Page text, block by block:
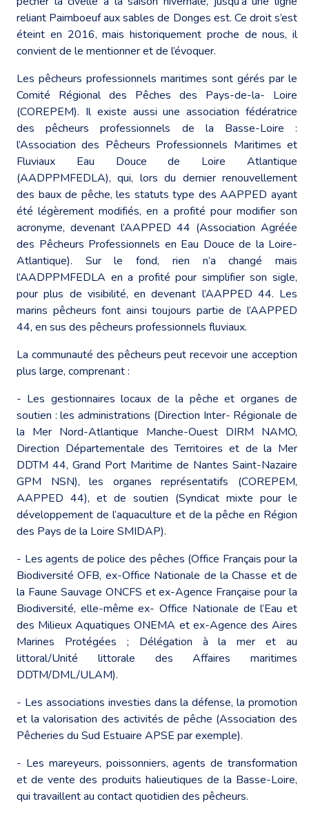
reliant Paimboeuf aux sables de Donges est. Ce droit s’est
éteint en 2016, mais historiquement proche de nous, il
convient de le mentionner et de l’évoquer.
Les pêcheurs professionnels maritimes sont gérés par le
Comité Régional des Pêches des Pays-de-la- Loire
(COREPEM). Il existe aussi une association fédératrice
des pêcheurs professionnels de la Basse-Loire :
l’Association des Pêcheurs Professionnels Maritimes et
Fluviaux Eau Douce de Loire Atlantique
(AADPPMFEDLA), qui, lors du dernier renouvellement
des baux de pêche, les statuts type des AAPPED ayant
été légèrement modifiés, en a profité pour modifier son
acronyme, devenant l’AAPPED 44 (Association Agréée
des Pêcheurs Professionnels en Eau Douce de la Loire-
Atlantique). Sur le fond, rien n’a changé mais
l’AADPPMFEDLA en a profité pour simplifier son sigle,
pour plus de visibilité, en devenant l’AAPPED 44. Les
marins pêcheurs font ainsi toujours partie de l’AAPPED
44, en sus des pêcheurs professionnels fluviaux.
La communauté des pêcheurs peut recevoir une acception
plus large, comprenant :
- Les gestionnaires locaux de la pêche et organes de
soutien : les administrations (Direction Inter- Régionale de
la Mer Nord-Atlantique Manche-Ouest DIRM NAMO,
Direction Départementale des Territoires et de la Mer
DDTM 44, Grand Port Maritime de Nantes Saint-Nazaire
GPM NSN), les organes représentatifs (COREPEM,
AAPPED 44), et de soutien (Syndicat mixte pour le
développement de l’aquaculture et de la pêche en Région
des Pays de la Loire SMIDAP).
- Les agents de police des pêches (Office Français pour la
Biodiversité OFB, ex-Office Nationale de la Chasse et de
la Faune Sauvage ONCFS et ex-Agence Française pour la
Biodiversité, elle-même ex- Office Nationale de l’Eau et
des Milieux Aquatiques ONEMA et ex-Agence des Aires
Marines Protégées ; Délégation à la mer et au
littoral/Unité littorale des Affaires maritimes
DDTM/DML/ULAM).
- Les associations investies dans la défense, la promotion
et la valorisation des activités de pêche (Association des
Pêcheries du Sud Estuaire APSE par exemple).
- Les mareyeurs, poissonniers, agents de transformation
et de vente des produits halieutiques de la Basse-Loire,
qui travaillent au contact quotidien des pêcheurs.